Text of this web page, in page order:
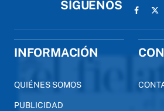
SÍGUENOS
INFORMACIÓN
QUIÉNES SOMOS
PUBLICIDAD